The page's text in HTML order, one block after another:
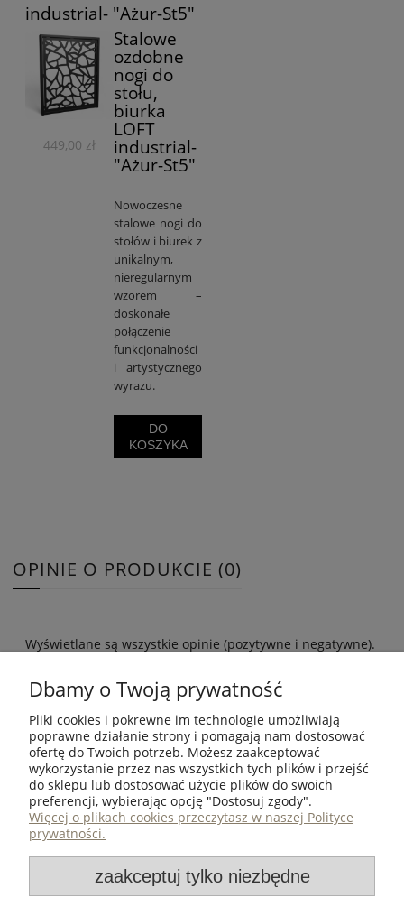
industrial- "Ażur-St5"
449,00 zł
Stalowe
ozdobne
nogi do
stołu,
biurka
LOFT
industrial-
"Ażur-St5"
Nowoczesne
stalowe nogi do
stołów i biurek z
unikalnym,
nieregularnym
wzorem –
doskonałe
połączenie
funkcjonalności
i artystycznego
wyrazu.
DO
KOSZYKA
OPINIE O PRODUKCIE (0)
Wyświetlane są wszystkie opinie (pozytywne i negatywne).
ZAKUPY
POMOC
MOJE KONTO
Dbamy o Twoją prywatność
Pliki cookies i pokrewne im technologie umożliwiają
poprawne działanie strony i pomagają nam dostosować
ofertę do Twoich potrzeb. Możesz zaakceptować
wykorzystanie przez nas wszystkich tych plików i przejść
do sklepu lub dostosować użycie plików do swoich
preferencji, wybierając opcję "Dostosuj zgody".
Więcej o plikach cookies przeczytasz w naszej Polityce
prywatności.
zaakceptuj tylko niezbędne